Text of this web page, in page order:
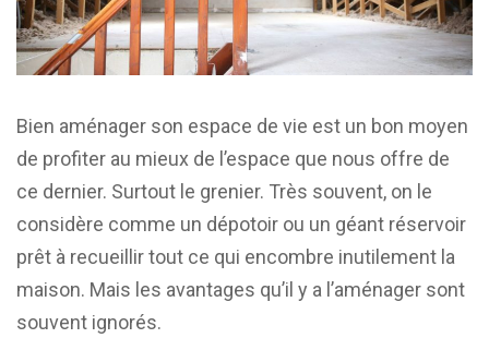
Bien aménager son espace de vie est un bon moyen
de profiter au mieux de l’espace que nous offre de
ce dernier. Surtout le grenier. Très souvent, on le
considère comme un dépotoir ou un géant réservoir
prêt à recueillir tout ce qui encombre inutilement la
maison. Mais les avantages qu’il y a l’aménager sont
souvent ignorés.